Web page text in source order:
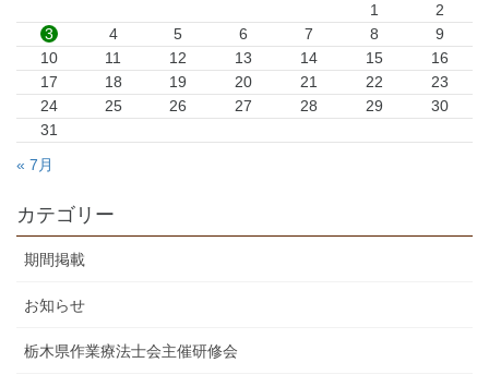
1
2
3
4 5 6 7 8
9
10
11 12 13 14 15
16
17
18 19 20 21 22
23
24
25 26 27 28 29
30
31
« 7月
カテゴリー
期間掲載
お知らせ
栃木県作業療法士会主催研修会